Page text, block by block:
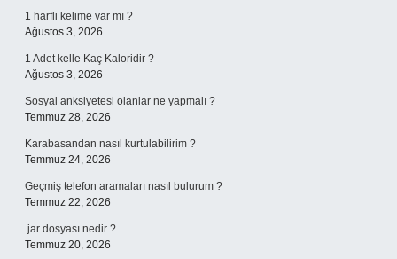
1 harfli kelime var mı ?
Ağustos 3, 2026
1 Adet kelle Kaç Kaloridir ?
Ağustos 3, 2026
Sosyal anksiyetesi olanlar ne yapmalı ?
Temmuz 28, 2026
Karabasandan nasıl kurtulabilirim ?
Temmuz 24, 2026
Geçmiş telefon aramaları nasıl bulurum ?
Temmuz 22, 2026
.jar dosyası nedir ?
Temmuz 20, 2026